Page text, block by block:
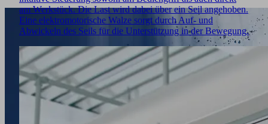
am Werkstück. Die Last wird dabei über ein Seil angehoben.
Eine elektromotorische Walze sorgt durch Auf- und
Abwickeln des Seils für die Unterstützung in der Bewegung.